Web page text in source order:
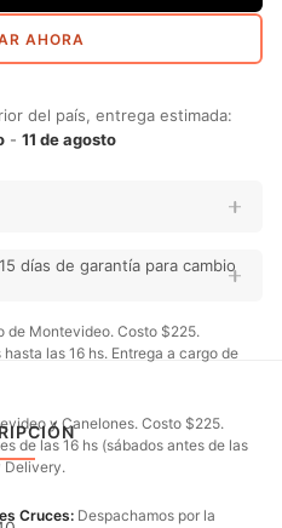
AHORA
del país, entrega estimada:
- 11 de agosto
días de garantía para cambio
de Montevideo. Costo $225.
las 16 hs. Entrega a cargo de
y Canelones. Costo $225.
de las 16 hs (sábados antes de las
Delivery.
Cruces: Despachamos por la